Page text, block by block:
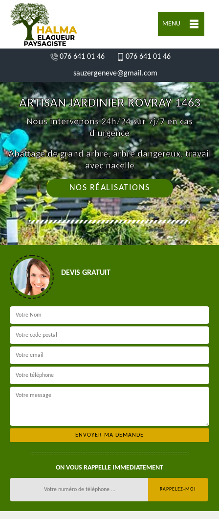
MENU
076 641 01 46 076 641 01 46
sauzergeneve@gmail.com
ARTISAN JARDINIER ROVRAY 1463
Nous intervenons 24h/24 sur 7j/7 en cas
d'urgence
Abattage de grand arbre, arbre dangereux, travail
avec nacelle
NOS RÉALISATIONS
DEVIS GRATUIT
ON VOUS RAPPELLE IMMEDIATEMENT